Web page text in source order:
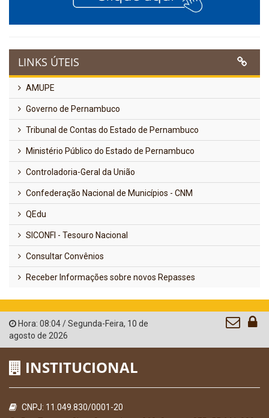
LINKS ÚTEIS
AMUPE
Governo de Pernambuco
Tribunal de Contas do Estado de Pernambuco
Ministério Público do Estado de Pernambuco
Controladoria-Geral da União
Confederação Nacional de Municípios - CNM
QEdu
SICONFI - Tesouro Nacional
Consultar Convênios
Receber Informações sobre novos Repasses
Hora: 08:04/Segunda-Feira, 10 de
agosto de 2026
INSTITUCIONAL
CNPJ: 11.049.830/0001-20